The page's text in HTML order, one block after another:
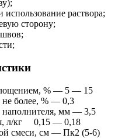
раствора;
сторону;
% — 5 — 15
не более, % — 0,3
наполнителя, мм — 3,5
л/кг 0,15 — 0,18
смеси, см — Пк2 (5-6)